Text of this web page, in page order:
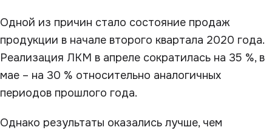
Одной из причин стало состояние продаж
продукции в начале второго квартала 2020 года.
Реализация ЛКМ в апреле сократилась на 35 %, в
мае – на 30 % относительно аналогичных
периодов прошлого года.
Однако результаты оказались лучше, чем